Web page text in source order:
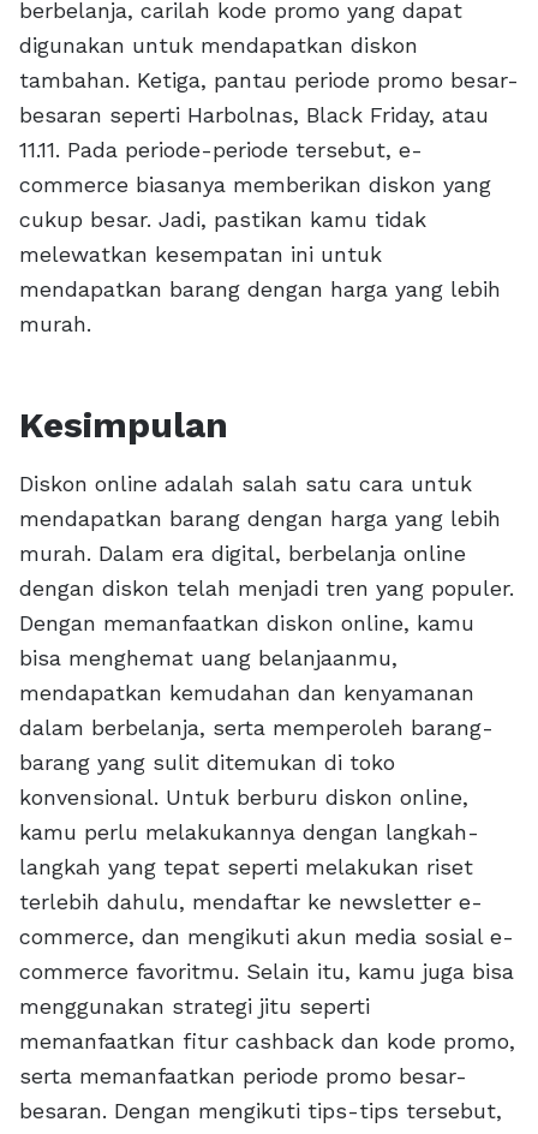
berbelanja, carilah kode promo yang dapat
digunakan untuk mendapatkan diskon
tambahan. Ketiga, pantau periode promo besar-
besaran seperti Harbolnas, Black Friday, atau
11.11. Pada periode-periode tersebut, e-
commerce biasanya memberikan diskon yang
cukup besar. Jadi, pastikan kamu tidak
melewatkan kesempatan ini untuk
mendapatkan barang dengan harga yang lebih
murah.
Kesimpulan
Diskon online adalah salah satu cara untuk
mendapatkan barang dengan harga yang lebih
murah. Dalam era digital, berbelanja online
dengan diskon telah menjadi tren yang populer.
Dengan memanfaatkan diskon online, kamu
bisa menghemat uang belanjaanmu,
mendapatkan kemudahan dan kenyamanan
dalam berbelanja, serta memperoleh barang-
barang yang sulit ditemukan di toko
konvensional. Untuk berburu diskon online,
kamu perlu melakukannya dengan langkah-
langkah yang tepat seperti melakukan riset
terlebih dahulu, mendaftar ke newsletter e-
commerce, dan mengikuti akun media sosial e-
commerce favoritmu. Selain itu, kamu juga bisa
menggunakan strategi jitu seperti
memanfaatkan fitur cashback dan kode promo,
serta memanfaatkan periode promo besar-
besaran. Dengan mengikuti tips-tips tersebut,